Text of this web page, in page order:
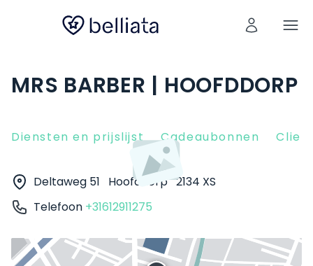
MRS BARBER | HOOFDDORP
Diensten en prijslijst Cadeaubonnen
Deltaweg 51 Hoofddorp 2134 XS
Telefoon +31612911275